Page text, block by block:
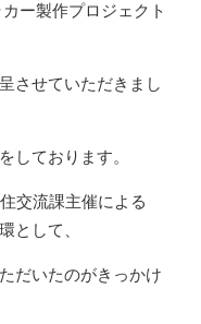
ー製作プロジェクト
させていただきまし
しております。
交流課主催による
として、
だいたのがきっかけ